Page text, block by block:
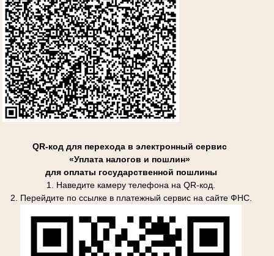
QR-код для перехода в электронный сервис
«Уплата налогов и пошлин»
для оплаты государственной пошлины
1. Наведите камеру телефона на QR-код.
2. Перейдите по ссылке в платежный сервис на сайте ФНС.